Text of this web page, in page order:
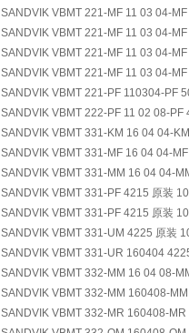
SANDVIK VBMT 221-MF 11 03 04-
SANDVIK VBMT 221-MF 11 03 04-
SANDVIK VBMT 221-MF 11 03 04-
SANDVIK VBMT 221-MF 11 03 04-
SANDVIK VBMT 221-PF 110304-PF
SANDVIK VBMT 222-PF 11 02 08-PF
SANDVIK VBMT 331-KM 16 04 04-
SANDVIK VBMT 331-MF 16 04 04-
SANDVIK VBMT 331-MM 16 04 04-
SANDVIK VBMT 331-PF 4215 原装
SANDVIK VBMT 331-PF 4215 原装
SANDVIK VBMT 331-UM 4225 原装
SANDVIK VBMT 331-UR 160404
SANDVIK VBMT 332-MM 16 04 08-
SANDVIK VBMT 332-MM 160408-
SANDVIK VBMT 332-MR 160408-